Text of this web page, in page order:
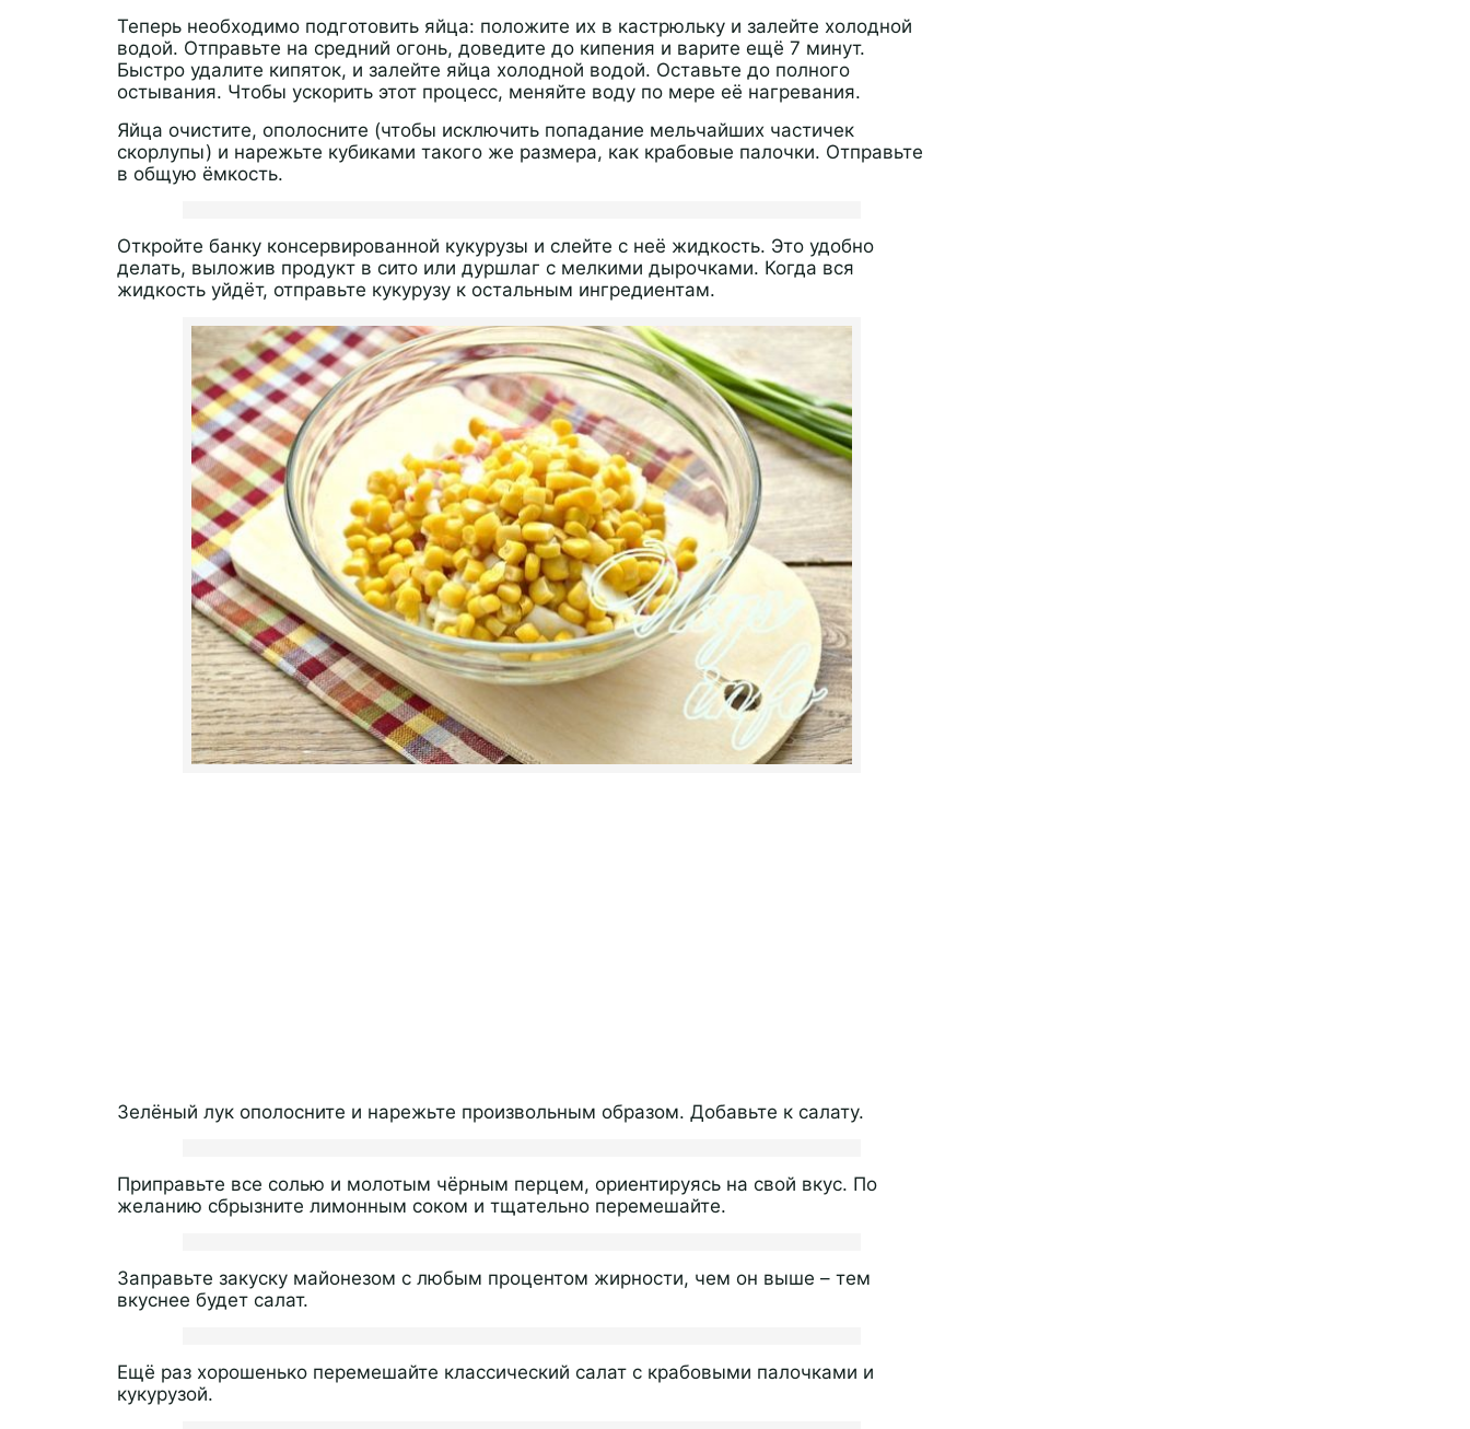
Теперь необходимо подготовить яйца: положите их в кастрюльку и залейте холодной
водой. Отправьте на средний огонь, доведите до кипения и варите ещё 7 минут.
Быстро удалите кипяток, и залейте яйца холодной водой. Оставьте до полного
остывания. Чтобы ускорить этот процесс, меняйте воду по мере её нагревания.
Яйца очистите, ополосните (чтобы исключить попадание мельчайших частичек
скорлупы) и нарежьте кубиками такого же размера, как крабовые палочки. Отправьте
в общую ёмкость.
Откройте банку консервированной кукурузы и слейте с неё жидкость. Это удобно
делать, выложив продукт в сито или дуршлаг с мелкими дырочками. Когда вся
жидкость уйдёт, отправьте кукурузу к остальным ингредиентам.
Зелёный лук ополосните и нарежьте произвольным образом. Добавьте к салату.
Приправьте все солью и молотым чёрным перцем, ориентируясь на свой вкус. По
желанию сбрызните лимонным соком и тщательно перемешайте.
Заправьте закуску майонезом с любым процентом жирности, чем он выше – тем
вкуснее будет салат.
Ещё раз хорошенько перемешайте классический салат с крабовыми палочками и
кукурузой.